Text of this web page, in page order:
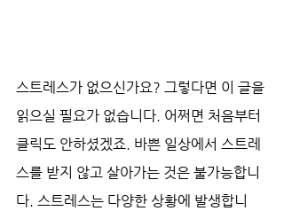
스트레스가 없으신가요? 그렇다면 이 글을
읽으실 필요가 없습니다. 어쩌면 처음부터
클릭도 안하셨겠죠. 바쁜 일상에서 스트레
스를 받지 않고 살아가는 것은 불가능합니
다. 스트레스는 다양한 상황에 발생합니